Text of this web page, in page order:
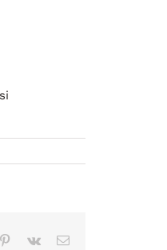
Pinterest
Vk
Correo